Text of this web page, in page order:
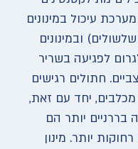
עיכול במינונים
ובמינונים
לפגיעה בשריר
חתולים רגישים
מכלבים, יחד עם זאת,
בררניים יותר הם
יותר. מינון